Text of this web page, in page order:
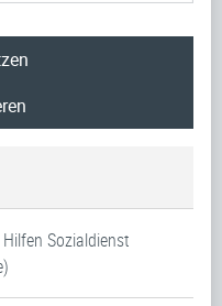
Sozialdienst